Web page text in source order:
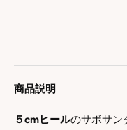
商品説明
５cmヒールのサボサン